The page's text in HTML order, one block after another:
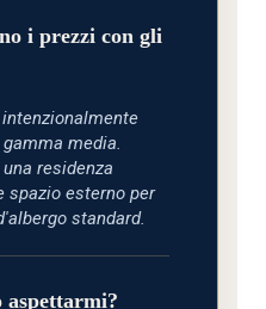
i prezzi con gli
media.
residenza
spazio esterno per
standard.
aspettarmi?